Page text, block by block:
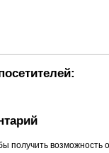
получить возможность